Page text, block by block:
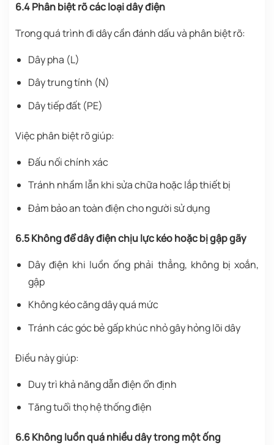
6.4 Phân biệt rõ các loại dây điện
Trong quá trình đi dây cần đánh dấu và phân biệt rõ:
Dây pha (L)
Dây trung tính (N)
Dây tiếp đất (PE)
Việc phân biệt rõ giúp:
Đấu nối chính xác
Tránh nhầm lẫn khi sửa chữa hoặc lắp thiết bị
Đảm bảo an toàn điện cho người sử dụng
6.5 Không để dây điện chịu lực kéo hoặc bị gập gãy
Dây điện khi luồn ống phải thẳng, không bị xoắn,
gập
Không kéo căng dây quá mức
Tránh các góc bẻ gấp khúc nhỏ gây hỏng lõi dây
Điều này giúp:
Duy trì khả năng dẫn điện ổn định
Tăng tuổi thọ hệ thống điện
6.6 Không luồn quá nhiều dây trong một ống